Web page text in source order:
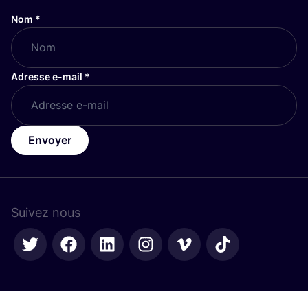
Nom *
Adresse e-mail *
Envoyer
Suivez nous